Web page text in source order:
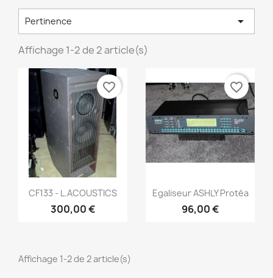
Pertinence 
Affichage 1-2 de 2 article(s)
Aperçu rapide
CF133 - L.ACOUSTICS
300,00 €
favorite_border
Aperçu rapide
Egaliseur ASHLY Protéa
96,00 €
favorite_border
Affichage 1-2 de 2 article(s)
Créer une liste d'envies ×
Nom de la liste d'envies